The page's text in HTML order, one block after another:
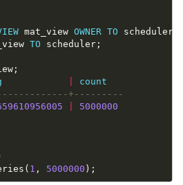
mat_view OWNER TO
TO
count
5000000
1 , 5000000